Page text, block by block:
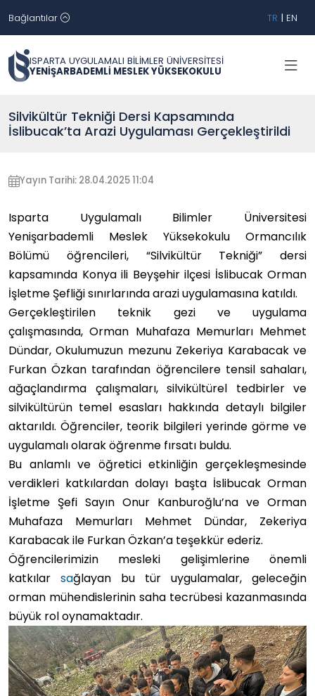
Bağlantılar TR | EN
ISPARTA UYGULAMALI BİLİMLER ÜNİVERSİTESİ
YENİŞARBADEMLİ MESLEK YÜKSEKOKULU
Silvikültür Tekniği Dersi Kapsamında
İslibucak’ta Arazi Uygulaması Gerçekleştirildi
Yayın Tarihi: 28.04.2025 11:04
Isparta Uygulamalı Bilimler Üniversitesi
Yenişarbademli Meslek Yüksekokulu Ormancılık
Bölümü öğrencileri, “Silvikültür Tekniği” dersi
kapsamında Konya ili Beyşehir ilçesi İslibucak Orman
İşletme Şefliği sınırlarında arazi uygulamasına katıldı.
Gerçekleştirilen teknik gezi ve uygulama
çalışmasında, Orman Muhafaza Memurları Mehmet
Dündar, Okulumuzun mezunu Zekeriya Karabacak ve
Furkan Özkan tarafından öğrencilere tensil sahaları,
ağaçlandırma çalışmaları, silvikültürel tedbirler ve
silvikültürün temel esasları hakkında detaylı bilgiler
aktarıldı. Öğrenciler, teorik bilgileri yerinde görme ve
uygulamalı olarak öğrenme fırsatı buldu.
Bu anlamlı ve öğretici etkinliğin gerçekleşmesinde
verdikleri katkılardan dolayı başta İslibucak Orman
İşletme Şefi Sayın Onur Kanburoğlu’na ve Orman
Muhafaza Memurları Mehmet Dündar, Zekeriya
Karabacak ile Furkan Özkan’a teşekkür ederiz.
Öğrencilerimizin mesleki gelişimlerine önemli
katkılar sağlayan bu tür uygulamalar, geleceğin
orman mühendislerinin saha tecrübesi kazanmasında
büyük rol oynamaktadır.